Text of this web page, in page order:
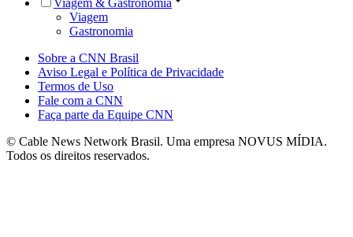
Viagem & Gastronomia
Viagem
Gastronomia
Sobre a CNN Brasil
Aviso Legal e Política de Privacidade
Termos de Uso
Fale com a CNN
Faça parte da Equipe CNN
© Cable News Network Brasil. Uma empresa NOVUS MÍDIA.
Todos os direitos reservados.